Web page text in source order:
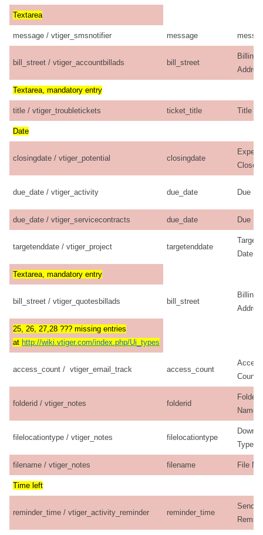
Textarea
message / vtiger_smsnotifier message
bill_street / vtiger_accountbillads bill_street
Billing
Textarea, mandatory entry
title / vtiger_troubletickets ticket_title Title
Date
closingdate / vtiger_potential closingdate
Close
due_date / vtiger_activity due_date Due
due_date / vtiger_servicecontracts due_date Due
targetenddate / vtiger_project targetenddate
Target
Date
Textarea, mandatory entry
bill_street / vtiger_quotesbillads bill_street
Billing
25, 26, 27,28 ??? missing entries
at http://wiki.vtiger.com/index.php/Ui_types
access_count / vtiger_email_track access_count
Access
Count
folderid / vtiger_notes folderid
Folder
Name
filelocationtype / vtiger_notes filelocationtype
Type
filename / vtiger_notes filename File
Time left
reminder_time / vtiger_activity_reminder reminder_time
Send